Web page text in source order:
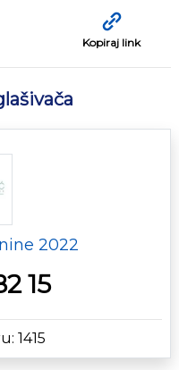
Kopiraj link
2022
15
1415